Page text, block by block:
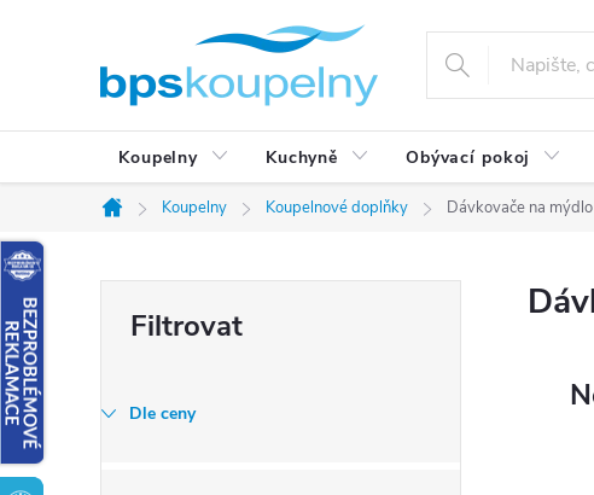
Koupelny Kuchyně Obývací pokoj
Domů
Koupelny Koupelnové doplňky Dávkovače na
t
Dle ceny